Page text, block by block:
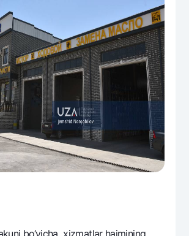
bo‘yicha xizmatlar hajmining